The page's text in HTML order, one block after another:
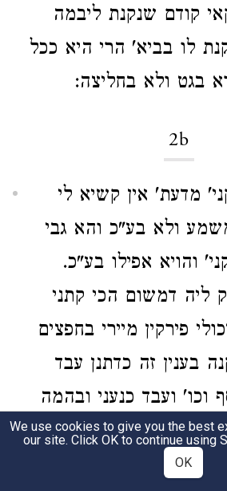
קודם שנקנת ליבמה
לו בביא' הרי היא ככל
בגט ולא בחליצה:
2b
מדעת' אין קשיא לי
ולא בע"כ והא גבי
והויא אפילו בע"כ.
ליה דמשום הכי קתני
פירקין מיירי בחפצים
בענין זה כדתנן עבד
וכו' ועבד כנעני ובהמה
ובמה שזה נקנה אין
הכי שייך למתני האשה
We use cookies to give you the best
our site. Click OK to continue using
OK